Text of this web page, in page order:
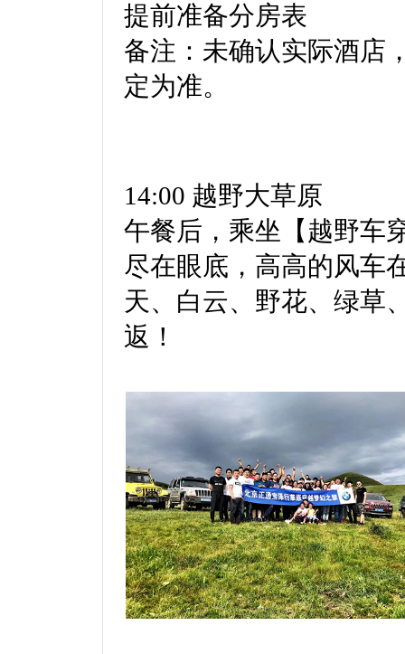
提前准备分房表
备注：未确认实际酒店
定为准。
14:00 越野大草原
午餐后，乘坐【越野车
尽在眼底，高高的风车
天、白云、野花、绿草
返！